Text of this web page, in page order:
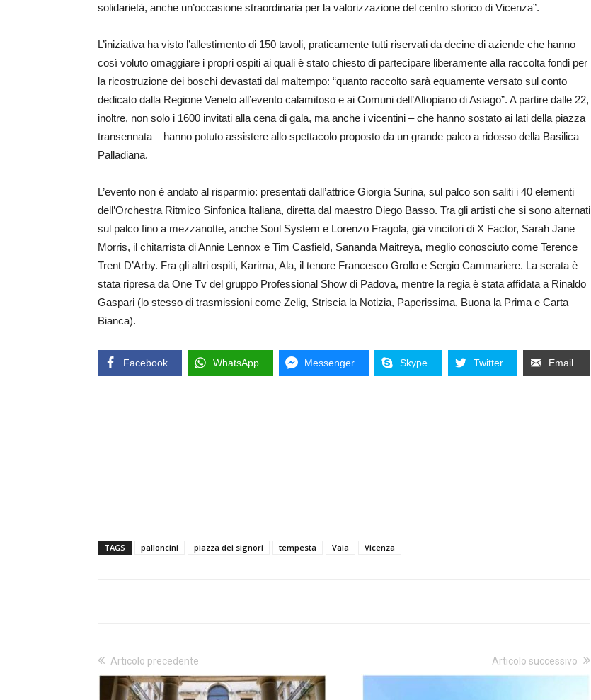
solidarietà, anche un’occasione straordinaria per la valorizzazione del centro storico di Vicenza”.
L’iniziativa ha visto l’allestimento di 150 tavoli, praticamente tutti riservati da decine di aziende che hanno
così voluto omaggiare i propri ospiti ai quali è stato chiesto di partecipare liberamente alla raccolta fondi per
la ricostruzione dei boschi devastati dal maltempo: “quanto raccolto sarà equamente versato sul conto
dedicato dalla Regione Veneto all’evento calamitoso e ai Comuni dell’Altopiano di Asiago”. A partire dalle 22,
inoltre, non solo i 1600 invitati alla cena di gala, ma anche i vicentini – che hanno sostato ai lati della piazza
transennata – hanno potuto assistere allo spettacolo proposto da un grande palco a ridosso della Basilica
Palladiana.
L’evento non è andato al risparmio: presentati dall’attrice Giorgia Surina, sul palco son saliti i 40 elementi
dell’Orchestra Ritmico Sinfonica Italiana, diretta dal maestro Diego Basso. Tra gli artisti che si sono alternati
sul palco fino a mezzanotte, anche Soul System e Lorenzo Fragola, già vincitori di X Factor, Sarah Jane
Morris, il chitarrista di Annie Lennox e Tim Casfield, Sananda Maitreya, meglio conosciuto come Terence
Trent D’Arby. Fra gli altri ospiti, Karima, Ala, il tenore Francesco Grollo e Sergio Cammariere. La serata è
stata ripresa da One Tv del gruppo Professional Show di Padova, mentre la regia è stata affidata a Rinaldo
Gaspari (lo stesso di trasmissioni come Zelig, Striscia la Notizia, Paperissima, Buona la Prima e Carta
Bianca).
Facebook WhatsApp Messenger Skype Twitter Email
TAGS palloncini piazza dei signori tempesta Vaia Vicenza
Articolo precedente Articolo successivo